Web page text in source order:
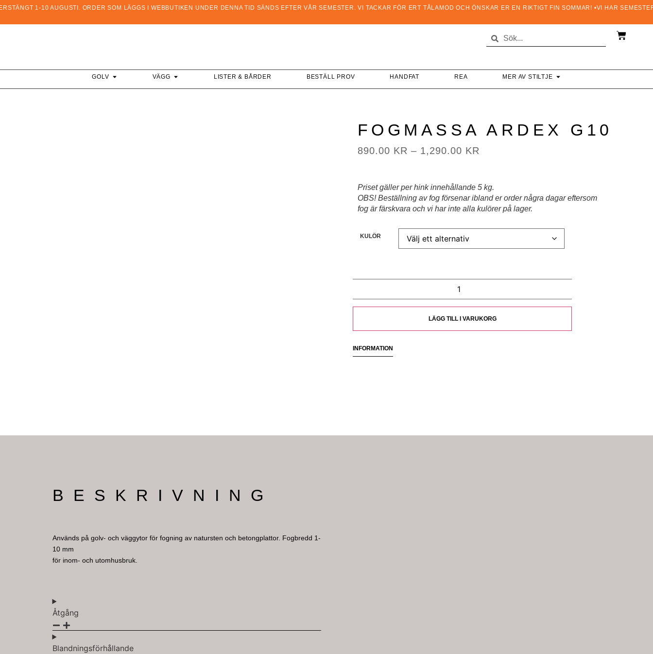
1-10 AUGUSTI. ORDER SOM LÄGGS I WEBBUTIKEN UNDER DENNA TID SÄNDS EFTER VÅR SEMESTER. VI TACKAR FÖR ERT TÅLAMOD OCH ÖNSKAR ER EN RIKTIGT FIN SOMMAR! •VI HAR
GOLV VÄGG LISTER & BÅRDER BESTÄLL PROV HANDFAT REA MER AV STILTJE
FOGMASSA ARDEX G10
890.00 KR – 1,290.00 KR
Priset gäller per hink innehållande 5 kg.
OBS! Beställning av fog försenar ibland er order några dagar eftersom
fog är färskvara och vi har inte alla kulörer på lager.
KULÖR
LÄGG TILL I VARUKORG
INFORMATION
BESKRIVNING
Används på golv- och väggytor för fogning av natursten och betongplattor. Fogbredd 1-
10 mm
för inom- och utomhusbruk.
Åtgång
Blandningsförhållande